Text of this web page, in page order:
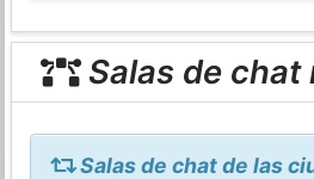
Salas de chat
Salas de chat de las